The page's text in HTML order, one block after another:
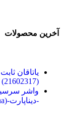
آخرین محصولات
(21602317)
-دیناپارت-(Dina)(21602326)